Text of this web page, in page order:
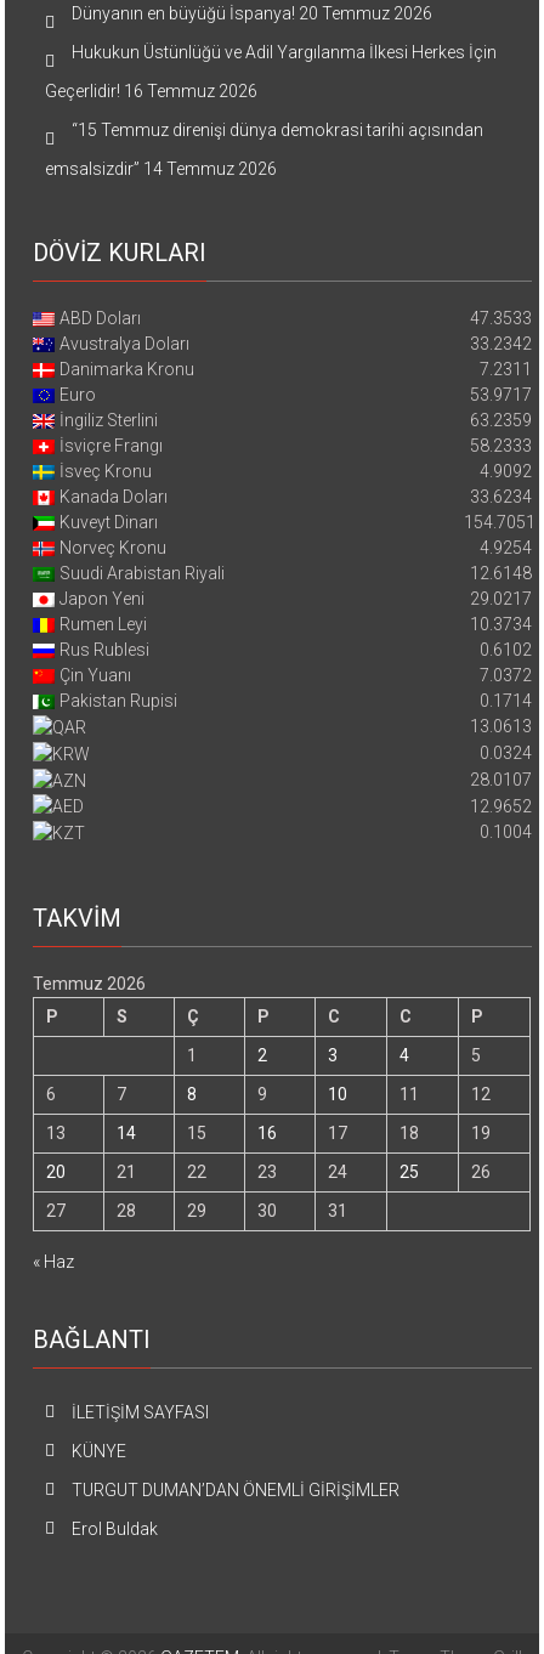
Dünyanın en büyüğü İspanya! 20 Temmuz 2026
Hukukun Üstünlüğü ve Adil Yargılanma İlkesi Herkes İçin
Geçerlidir! 16 Temmuz 2026
“15 Temmuz direnişi dünya demokrasi tarihi açısından
emsalsizdir” 14 Temmuz 2026
DÖVİZ KURLARI
ABD Doları
47.3533
Avustralya Doları
33.2342
Danimarka Kronu
7.2311
Euro
53.9717
İngiliz Sterlini
63.2359
İsviçre Frangı
58.2333
İsveç Kronu
4.9092
Kanada Doları
33.6234
Kuveyt Dinarı
154.7051
Norveç Kronu
4.9254
Suudi Arabistan Riyali
12.6148
Japon Yeni
29.0217
Rumen Leyi
10.3734
Rus Rublesi
0.6102
Çin Yuanı
7.0372
Pakistan Rupisi
0.1714
13.0613
0.0324
28.0107
12.9652
0.1004
TAKVİM
Temmuz 2026
P
S Ç P C C
P
1
2 3 4
5
6
7 8 9 10 11
12
13
14 15 16 17 18
19
20
21 22 23 24 25
26
27
28 29 30 31
« Haz
BAĞLANTI
İLETİŞİM SAYFASI
KÜNYE
TURGUT DUMAN’DAN ÖNEMLİ GİRİŞİMLER
Erol Buldak